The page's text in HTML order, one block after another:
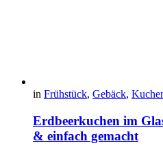
in Frühstück, Gebäck,
Erdbeerkuchen im
& einfach gemacht